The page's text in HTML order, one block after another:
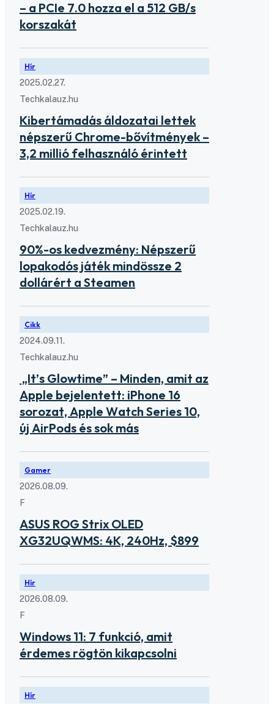
– a PCIe 7.0 hozza el a 512 GB/s
korszakát
Hír
2025.02.27.
Techkalauz.hu
Kibertámadás áldozatai lettek
népszerű Chrome-bővítmények –
3,2 millió felhasználó érintett
Hír
2025.02.19.
Techkalauz.hu
90%-os kedvezmény: Népszerű
lopakodós játék mindössze 2
dollárért a Steamen
Cikk
2024.09.11.
Techkalauz.hu
„It’s Glowtime” – Minden, amit az
Apple bejelentett: iPhone 16
sorozat, Apple Watch Series 10,
új AirPods és sok más
Gamer
2026.08.09.
F
ASUS ROG Strix OLED
XG32UQWMS: 4K, 240Hz, $899
Hír
2026.08.09.
F
Windows 11: 7 funkció, amit
érdemes rögtön kikapcsolni
Hír